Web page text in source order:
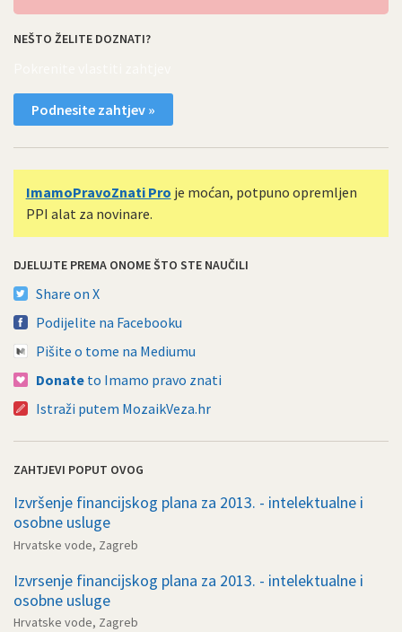
NEŠTO ŽELITE DOZNATI?
Podnesite zahtjev »
ImamoPravoZnati Pro je moćan, potpuno opremljen
PPI alat za novinare.
DJELUJTE PREMA ONOME ŠTO STE NAUČILI
Share on X
Podijelite na Facebooku
Pišite o tome na Mediumu
Donate to Imamo pravo znati
Istraži putem MozaikVeza.hr
ZAHTJEVI POPUT OVOG
Izvršenje financijskog plana za 2013. - intelektualne i
osobne usluge
Hrvatske vode, Zagreb
Izvrsenje financijskog plana za 2013. - intelektualne i
osobne usluge
Hrvatske vode, Zagreb